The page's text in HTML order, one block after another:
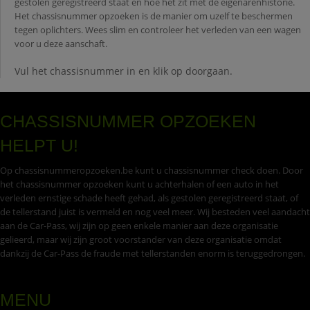
Het chassisnummer opzoeken is de manier om uzelf te beschermen
tegen oplichters. Wees slim en controleer het verleden van een wagen
voor u deze aanschaft.
Vul het chassisnummer in en klik op doorgaan.
CHASSISNUMMER OPZOEKEN
HELPT U!
Op chassisnummeropzoeken.be kunt u chassisnummer check doen. Door
het chassisnummer opzoeken kunt u achterhalen of een auto in het
verleden ernstige schade heeft gehad, als gestolen geregistreerd staat, of
de tellerstand juist is vermeld en nog veel meer. Wij besteden veel aandacht
aan de Car-Pass, wij zijn op geen enkele manier aan deze organisatie
gelieerd, maar wij zijn groot voorstander van deze organisatie omdat
dankzij de Car-Pass de fraude met tellerstanden enorm is teruggedrongen.
MENU